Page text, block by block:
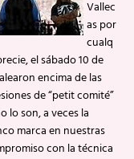
Vallec
as por
cualq
el sábado 10 de
encima de las
de “petit comité”
lo son, a veces la
marca en nuestras
con la técnica